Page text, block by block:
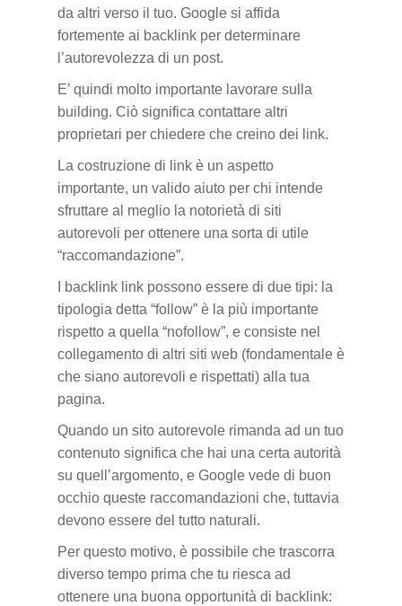
da altri verso il tuo. Google si affida
fortemente ai backlink per determinare
l’autorevolezza di un post.
E’ quindi molto importante lavorare sulla
building. Ciò significa contattare altri
proprietari per chiedere che creino dei link.
La costruzione di link è un aspetto
importante, un valido aiuto per chi intende
sfruttare al meglio la notorietà di siti
autorevoli per ottenere una sorta di utile
“raccomandazione”.
I backlink link possono essere di due tipi: la
tipologia detta “follow” è la più importante
rispetto a quella “nofollow”, e consiste nel
collegamento di altri siti web (fondamentale è
che siano autorevoli e rispettati) alla tua
pagina.
Quando un sito autorevole rimanda ad un tuo
contenuto significa che hai una certa autorità
su quell’argomento, e Google vede di buon
occhio queste raccomandazioni che, tuttavia
devono essere del tutto naturali.
Per questo motivo, è possibile che trascorra
diverso tempo prima che tu riesca ad
ottenere una buona opportunità di backlink: